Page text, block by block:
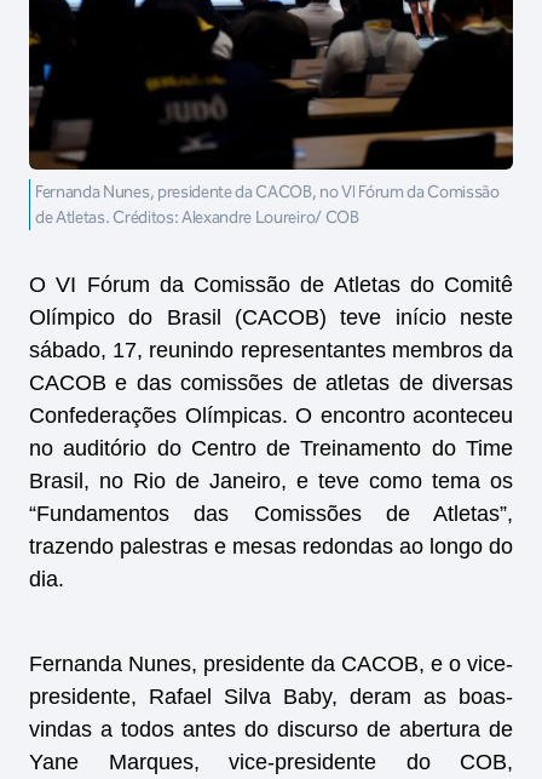
Fernanda Nunes, presidente da CACOB, no VI Fórum da Comissão
de Atletas. Créditos: Alexandre Loureiro/ COB
O VI Fórum da Comissão de Atletas do Comitê
Olímpico do Brasil (CACOB) teve início neste
sábado, 17, reunindo representantes membros da
CACOB e das comissões de atletas de diversas
Confederações Olímpicas. O encontro aconteceu
no auditório do Centro de Treinamento do Time
Brasil, no Rio de Janeiro, e teve como tema os
“Fundamentos das Comissões de Atletas”,
trazendo palestras e mesas redondas ao longo do
dia.
Fernanda Nunes, presidente da CACOB, e o vice-
presidente, Rafael Silva Baby, deram as boas-
vindas a todos antes do discurso de abertura de
Yane Marques, vice-presidente do COB,